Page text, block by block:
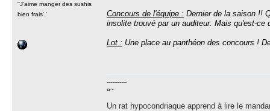
''J'aime manger des sushis
bien frais'.'
Concours de l'équipe : Dernier de la saison !!
insolite trouvé par un auditeur. Mais qu'est-
Lot : Une place au panthéon des concours !
-----------
¤~
Un rat hypocondriaque apprend à lire le